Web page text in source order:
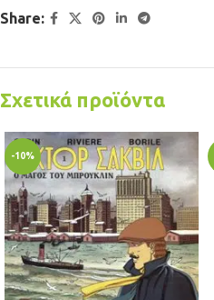
Share:
Σχετικά προϊόντα
-10%